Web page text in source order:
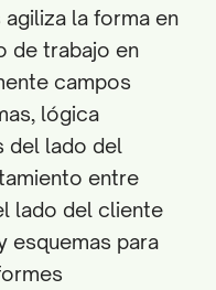
la forma en
de trabajo en
campos
lógica
del lado del
entre
lado del cliente
esquemas para